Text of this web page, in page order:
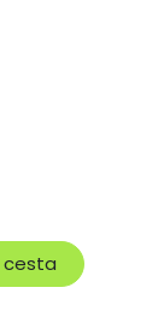
cesta